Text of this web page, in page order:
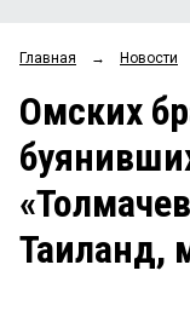
ОБЩЕСТВО
ЗАКОН
НОВОСТИ
Главная → Новости
Омских
Таиланд,